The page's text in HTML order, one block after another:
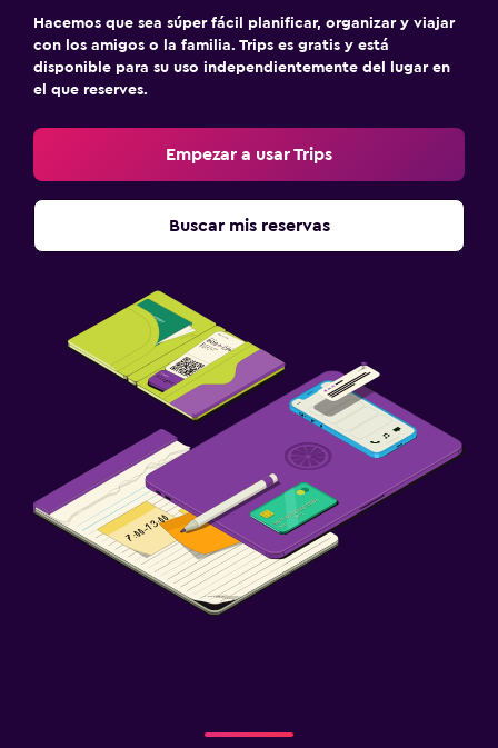
Hacemos que sea súper fácil planificar, organizar y viajar
con los amigos o la familia. Trips es gratis y está
disponible para su uso independientemente del lugar en
el que reserves.
Empezar a usar Trips
Buscar mis reservas